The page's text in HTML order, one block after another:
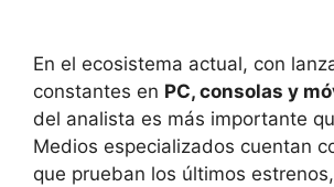
En el ecosistema actual, con
constantes en PC, consolas y
del analista es más importante
Medios especializados cuentan
que prueban los últimos